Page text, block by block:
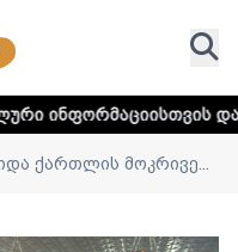
დააკლიკეთ ლინკს
ქართლის მოკრივე...